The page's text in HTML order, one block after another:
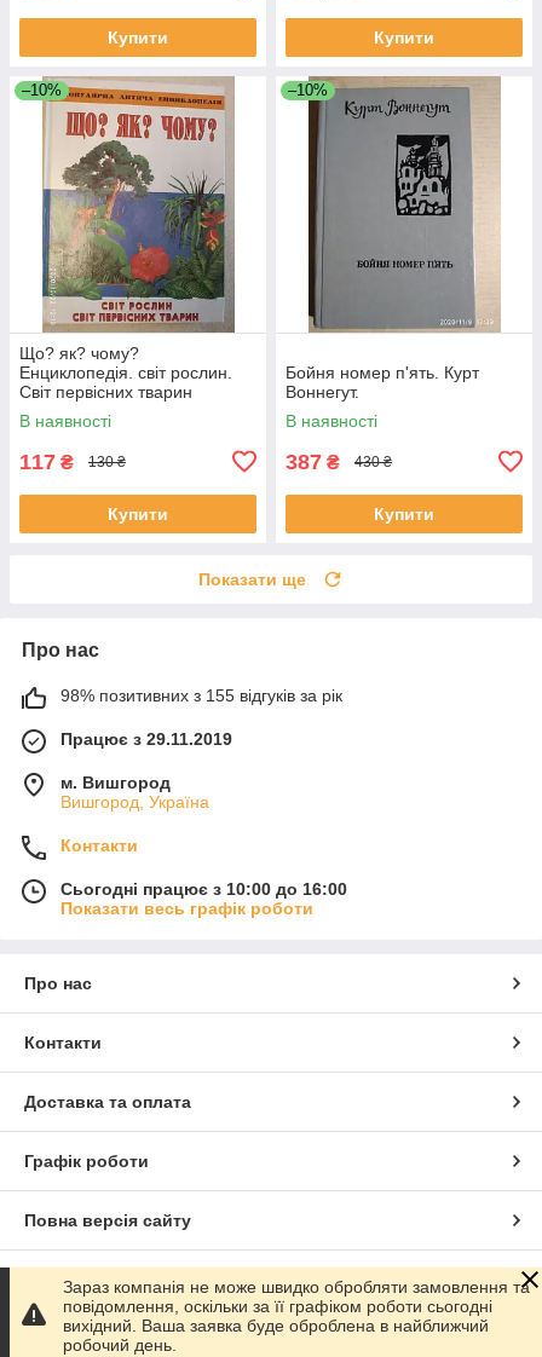
Купити Купити
–10%
Що? як? чому?
Енциклопедія. світ рослин.
Світ первісних тварин
В наявності
117 ₴ 130 ₴
Купити
–10%
Бойня номер п'ять. Курт
Воннегут.
В наявності
387 ₴ 430 ₴
Купити
Показати ще
Про нас
98% позитивних з 155 відгуків за рік
Працює з 29.11.2019
м. Вишгород
Вишгород, Україна
Контакти
Сьогодні працює з 10:00 до 16:00
Показати весь графік роботи
Про нас
Контакти
Доставка та оплата
Графік роботи
Повна версія сайту
Сайт створено на маркетплейсі Prom.ua
Політика конфіденційності
Зараз компанія не може швидко обробляти замовлення та
повідомлення, оскільки за її графіком роботи сьогодні
вихідний. Ваша заявка буде оброблена в найближчий
робочий день.